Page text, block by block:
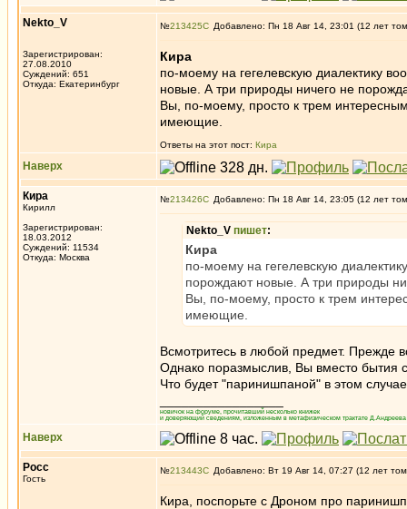
Nekto_V
Зарегистрирован:
27.08.2010
Суждений: 651
Откуда: Екатеринбург
№213425 Добавлено: Пн 18 Авг 14, 23:01 (12 лет
Кира
по-моему на гегелевскую диалектику
новые. А три природы ничего не
Вы, по-моему, просто к трем
имеющие.
Ответы на этот пост: Кира
Наверх
Кира
Кирилл
Зарегистрирован:
18.03.2012
Суждений: 11534
Откуда: Москва
№213426 Добавлено: Пн 18 Авг 14, 23:05 (12 лет
Nekto_V пишет:
Кира
по-моему на гегелевскую
порождают новые. А три природы
Вы, по-моему, просто к трем
имеющие.
Всмотритесь в любой предмет. Прежде
Однако поразмыслив, Вы вместо бытия
Что будет "паринишпаной" в этом
новичок на форуме, прочитавший несколько книжек
и доверяющий сведениям, изложенным в метафизическом трактате
Наверх
Росс
Гость
№213443 Добавлено: Вт 19 Авг 14, 07:27 (12 лет
Кира, поспорьте с Дроном про